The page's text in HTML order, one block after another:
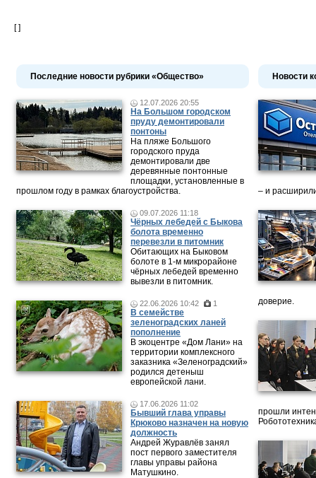
[ ]
Последние новости рубрики «Общество»
12.07.2026 20:55
На Большом городском
пруду демонтировали
понтоны
На пляже Большого
городского пруда
демонтировали две
деревянные понтонные
площадки, установленные в
прошлом году в рамках благоустройства.
09.07.2026 11:18
Чёрных лебедей с Быкова
болота временно
перевезли в питомник
Обитающих на Быковом
болоте в 1-м микрорайоне
чёрных лебедей временно
вывезли в питомник.
22.06.2026 10:42 1
В семействе
зеленоградских ланей
пополнение
В экоцентре «Дом Лани» на
территории комплексного
заказника «Зеленоградский»
родился детеныш
европейской лани.
17.06.2026 11:02
Бывший глава управы
Крюково назначен на новую
должность
Андрей Журавлёв занял
пост первого заместителя
главы управы района
Матушкино.
Новости
– и
доверие.
прошли